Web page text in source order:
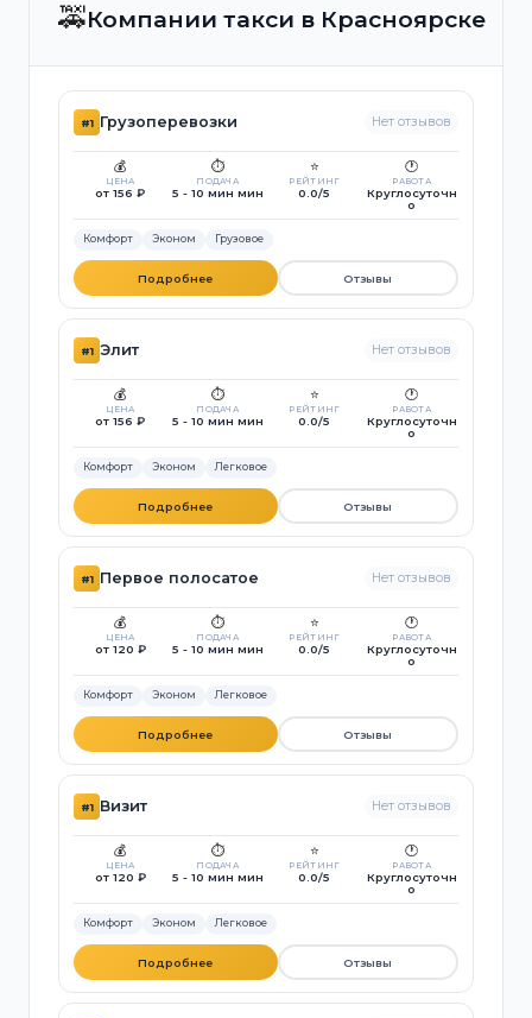
🚕Компании такси в Красноярске
#1 Грузоперевозки Нет отзывов
💰
ЦЕНА
от 156 ₽
⏱️
ПОДАЧА
5 - 10 мин мин
⭐
РЕЙТИНГ
0.0/5
🕐
РАБОТА
Круглосуточн
о
Комфорт Эконом Грузовое
Подробнее Отзывы
#1 Элит Нет отзывов
💰
ЦЕНА
от 156 ₽
⏱️
ПОДАЧА
5 - 10 мин мин
⭐
РЕЙТИНГ
0.0/5
🕐
РАБОТА
Круглосуточн
о
Комфорт Эконом Легковое
Подробнее Отзывы
#1 Первое полосатое Нет отзывов
💰
ЦЕНА
от 120 ₽
⏱️
ПОДАЧА
5 - 10 мин мин
⭐
РЕЙТИНГ
0.0/5
🕐
РАБОТА
Круглосуточн
о
Комфорт Эконом Легковое
Подробнее Отзывы
#1 Визит Нет отзывов
💰
ЦЕНА
от 120 ₽
⏱️
ПОДАЧА
5 - 10 мин мин
⭐
РЕЙТИНГ
0.0/5
🕐
РАБОТА
Круглосуточн
о
Комфорт Эконом Легковое
Подробнее Отзывы